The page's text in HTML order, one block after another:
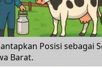
Posisi sebagai
Barat.